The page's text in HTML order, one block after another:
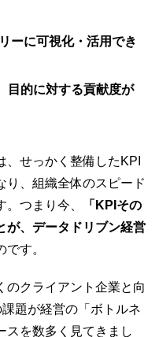
ーに可視化・活用でき
目的に対する貢献度が
、せっかく整備したKPI
り、組織全体のスピード
つまり今、
「KPIその
が、データドリブン経営
す。
のクライアント企業と向
題が経営の「ボトルネ
スを数多く見てきまし